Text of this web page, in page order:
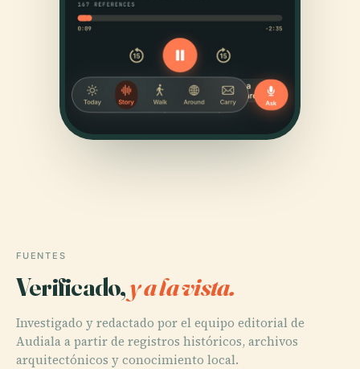
FUENTES
Verificado,y a la vista.
Investigado y redactado por el equipo editorial de
Audiala a partir de registros históricos, archivos
arquitectónicos y conocimiento local.